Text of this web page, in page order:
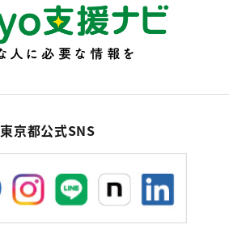
東京都公式SNS